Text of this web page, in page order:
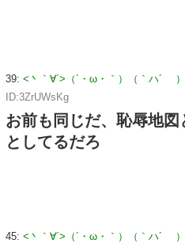
39: <丶｀∀´>（´・ω・｀）（｀ハ´
ID:3ZrUWsKg
お前も同じだ、恥辱地図
としてるだろ
45: <丶｀∀´>（´・ω・｀）（｀ハ´